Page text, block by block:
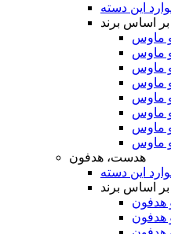
این دسته
اساس برند
هدست، هدفون
این دسته
اساس برند